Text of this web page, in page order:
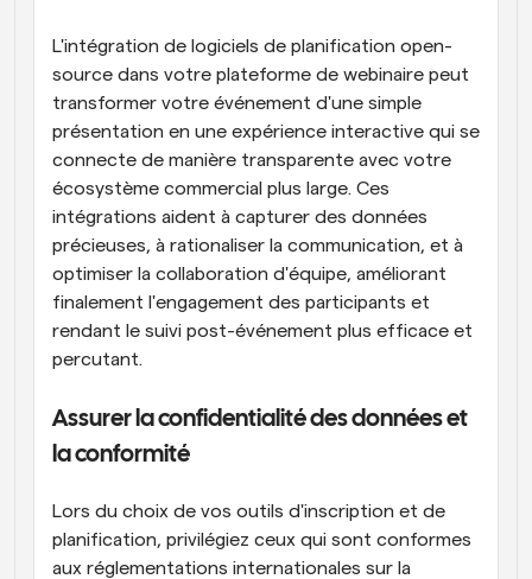
L'intégration de logiciels de planification open-
source dans votre plateforme de webinaire peut
transformer votre événement d'une simple
présentation en une expérience interactive qui se
connecte de manière transparente avec votre
écosystème commercial plus large. Ces
intégrations aident à capturer des données
précieuses, à rationaliser la communication, et à
optimiser la collaboration d'équipe, améliorant
finalement l'engagement des participants et
rendant le suivi post-événement plus efficace et
percutant.
Assurer la confidentialité des données et
la conformité
Lors du choix de vos outils d'inscription et de
planification, privilégiez ceux qui sont conformes
aux réglementations internationales sur la